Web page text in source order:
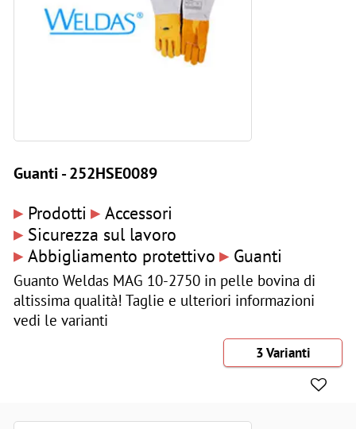
Guanti - 252HSE0089
▸ Prodotti ▸ Accessori
▸ Sicurezza sul lavoro
▸ Abbigliamento protettivo ▸ Guanti
Guanto Weldas MAG 10-2750 in pelle bovina di
altissima qualità! Taglie e ulteriori informazioni
vedi le varianti
3 Varianti